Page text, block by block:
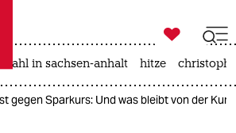
taz zahl ich
taz zahl ich

taz zahl ich
in sachsen-anhalt hitze
gegen Sparkurs: Und was bleibt von der